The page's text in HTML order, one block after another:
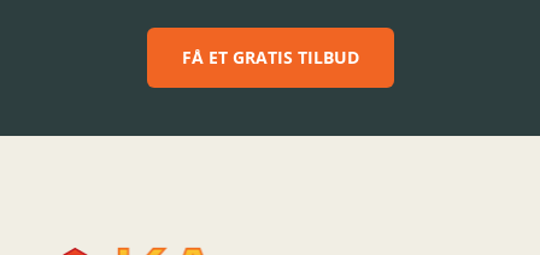
FÅ ET GRATIS TILBUD